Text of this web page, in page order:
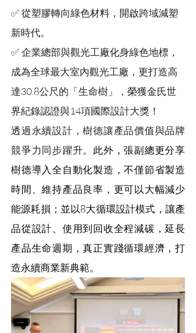
✅ 從塑膠轉向綠色材料，開啟跨域減塑
新時代。
✅ 企業總部與觀光工廠化身綠色地標，
成為全球最大室內觀光工廠，更打造高
達30.8公尺的「生命樹」，榮獲金氏世
界紀錄認證與14項國際設計大獎！
透過永續設計，樹德讓產品價值與品牌
競爭力同步躍升。 此外，張副總更分享
樹德導入全自動化製造，不僅節省製造
時間、維持產品良率，更可以大幅減少
能源耗損；並以8大循環設計模式，讓產
品從設計、使用到回收全程減碳，延長
產品生命週期，真正實踐循環經濟，打
造永續商業新典範。